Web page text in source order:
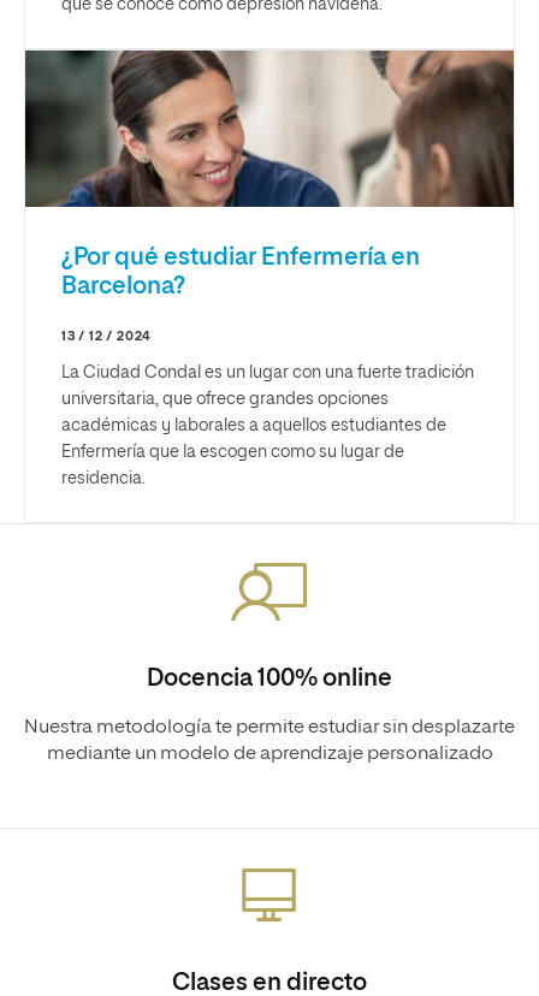
que se conoce como depresión navideña.
¿Por qué estudiar Enfermería en
Barcelona?
13 / 12 / 2024
La Ciudad Condal es un lugar con una fuerte tradición
universitaria, que ofrece grandes opciones
académicas y laborales a aquellos estudiantes de
Enfermería que la escogen como su lugar de
residencia.
Docencia 100% online
Nuestra metodología te permite estudiar sin desplazarte
mediante un modelo de aprendizaje personalizado
Clases en directo